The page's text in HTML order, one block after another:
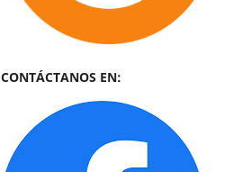
CONTÁCTANOS EN: